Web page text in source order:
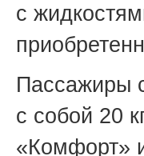
с
Пассажиры
с собой 20
«Комфорт»